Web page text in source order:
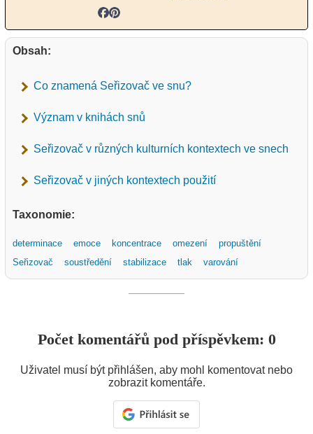
Obsah:
Co znamená Seřizovač ve snu?
Význam v knihách snů
Seřizovač v různých kulturních kontextech ve snech
Seřizovač v jiných kontextech použití
Taxonomie:
determinace emoce koncentrace omezení
propuštění
Seřizovač
soustředění stabilizace tlak varování
Počet komentářů pod příspěvkem: 0
Uživatel musí být přihlášen, aby mohl komentovat nebo
zobrazit komentáře.